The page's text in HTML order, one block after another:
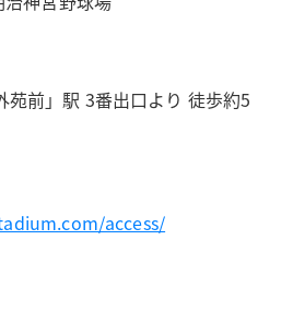
苑前」駅 3番出口より 徒歩約5
access/